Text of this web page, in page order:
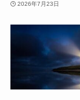
2026年7月23日